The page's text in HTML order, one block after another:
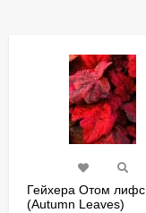
Гейхера Отом лифс
(Autumn Leaves)